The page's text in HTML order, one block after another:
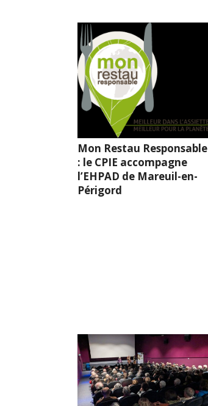
Mon Restau Responsable
: le CPIE accompagne
l’EHPAD de Mareuil-en-
Périgord